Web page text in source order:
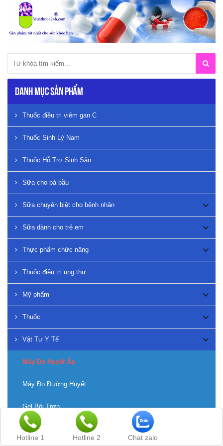
Danh mục sản phẩm
Thuốc điều trị viêm gan C
Thuốc Sinh Lý Nam
Thuốc Hỗ Trợ Sinh Sản
Sữa cho bà bầu
Sữa chuyên biệt cho bệnh nhân
Sữa dành cho trẻ em
Thực phẩm chức năng
Thuốc điều trị ung thư
Mỹ phẩm
Thuốc
Vật Tư Y Tế
Máy Đo Huyết Áp
Máy Đo Đường Huyết
Gel Bôi Trơn
Loại Khác
Hotline 1 Hotline 2 Chat zalo